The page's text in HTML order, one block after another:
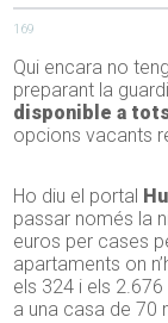
169
Qui encara no
preparant la
disponible a
opcions vacants
Ho diu el portal
passar només la
euros per cases
apartaments on
els 324 i els
a una casa de 70